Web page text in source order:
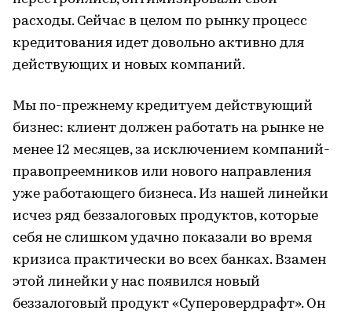
расходы. Сейчас в целом по рынку процесс
кредитования идет довольно активно для
действующих и новых компаний.
Мы по-прежнему кредитуем действующий
бизнес: клиент должен работать на рынке не
менее 12 месяцев, за исключением компаний-
правопреемников или нового направления
уже работающего бизнеса. Из нашей линейки
исчез ряд беззалоговых продуктов, которые
себя не слишком удачно показали во время
кризиса практически во всех банках. Взамен
этой линейки у нас появился новый
беззалоговый продукт «Суперовердрафт». Он